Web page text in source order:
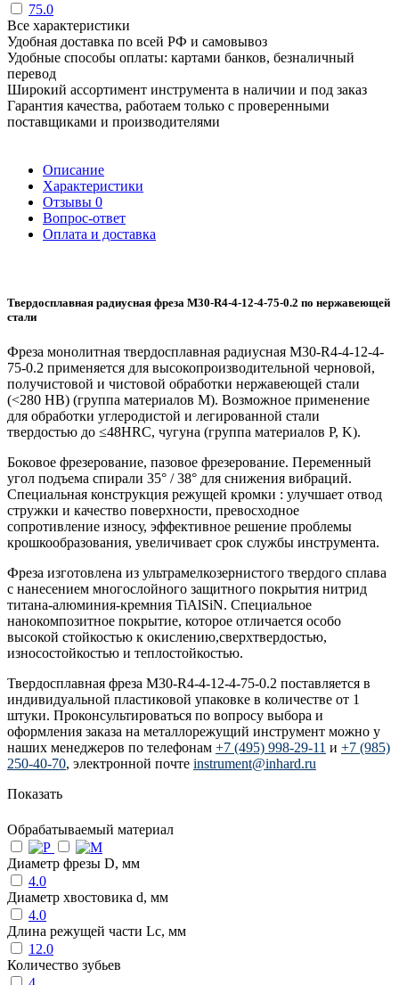
75.0
Все характеристики
Удобная доставка по всей РФ и самовывоз
Удобные способы оплаты: картами банков, безналичный
перевод
Широкий ассортимент инструмента в наличии и под заказ
Гарантия качества, работаем только с проверенными
поставщиками и производителями
Описание
Характеристики
Отзывы 0
Вопрос-ответ
Оплата и доставка
Твердосплавная радиусная фреза M30-R4-4-12-4-75-0.2 по нержавеющей
стали
Фреза монолитная твердосплавная радиусная M30-R4-4-12-4-
75-0.2 применяется для высокопроизводительной черновой,
получистовой и чистовой обработки нержавеющей стали
(<280 HB) (группа материалов M). Возможное применение
для обработки углеродистой и легированной стали
твердостью до ≤48HRC, чугуна (группа материалов P, K).
Боковое фрезерование, пазовое фрезерование. Переменный
угол подъема спирали 35° / 38° для снижения вибраций.
Специальная конструкция режущей кромки : улучшает отвод
стружки и качество поверхности, превосходное
сопротивление износу, эффективное решение проблемы
крошкообразования, увеличивает срок службы инструмента.
Фреза изготовлена из ультрамелкозернистого твердого сплава
с нанесением многослойного защитного покрытия нитрид
титана-алюминия-кремния TiAlSiN. Специальное
нанокомпозитное покрытие, которое отличается особо
высокой стойкостью к окислению,сверхтвердостью,
износостойкостью и теплостойкостью.
Твердосплавная фреза M30-R4-4-12-4-75-0.2 поставляется в
индивидуальной пластиковой упаковке в количестве от 1
штуки. Проконсультироваться по вопросу выбора и
оформления заказа на металлорежущий инструмент можно у
наших менеджеров по телефонам +7 (495) 998-29-11 и +7 (985)
250-40-70, электронной почте instrument@inhard.ru
Показать
Обрабатываемый материал
Диаметр фрезы D, мм
4.0
Диаметр хвостовика d, мм
4.0
Длина режущей части Lc, мм
12.0
Количество зубьев